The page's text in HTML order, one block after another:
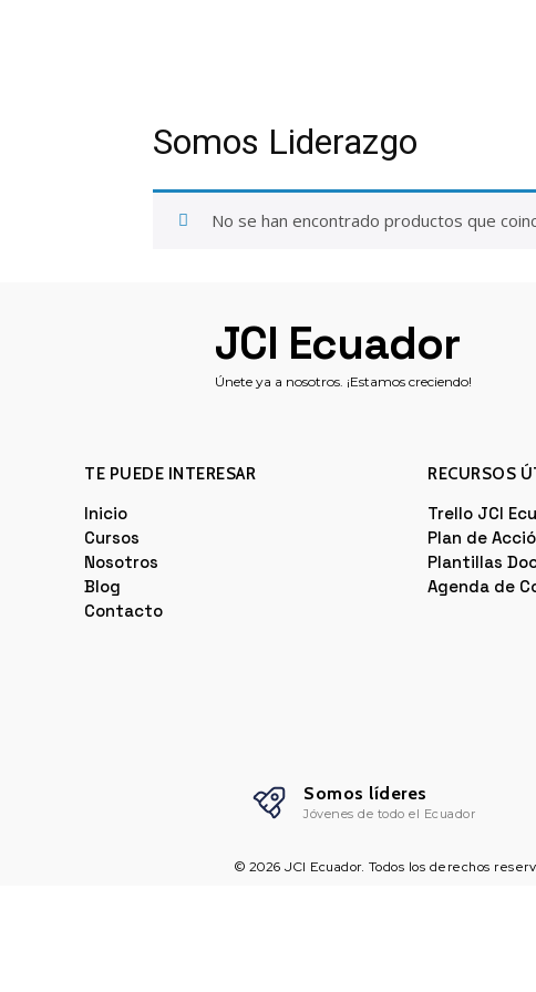
Somos Liderazgo
No se han encontrado productos que
JCI Ecuador
Únete ya a nosotros. ¡Estamos creciendo!
TE PUEDE INTERESAR
Inicio
Cursos
Nosotros
Blog
Contacto
RECURSOS
Trello JCI
Plan de
Plantillas
Agenda de
Somos líderes
Jóvenes de todo el Ecuador
© 2026 JCI Ecuador. Todos los derechos